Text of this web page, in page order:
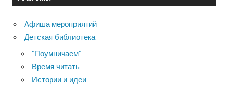
Афиша мероприятий
Детская библиотека
"Поумничаем"
Время читать
Истории и идеи